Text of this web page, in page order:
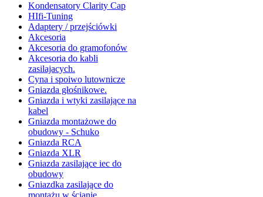
Kondensatory Clarity Cap
HIfi-Tuning
Adaptery / przejściówki
Akcesoria
Akcesoria do gramofonów
Akcesoria do kabli
zasilajacych.
Cyna i spoiwo lutownicze
Gniazda głośnikowe.
Gniazda i wtyki zasilające na
kabel
Gniazda montażowe do
obudowy - Schuko
Gniazda RCA
Gniazda XLR
Gniazda zasilające iec do
obudowy
Gniazdka zasilające do
montażu w ścianie